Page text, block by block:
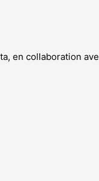
en collaboration